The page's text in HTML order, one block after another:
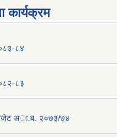
कार्यक्रम
८४
८३
बजेट अा.ब. २०७३/७४